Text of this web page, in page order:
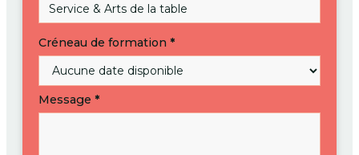
Créneau de formation *
Message *